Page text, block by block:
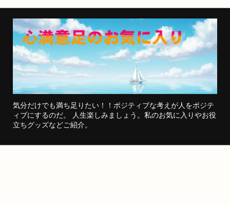
気分だけでも満ち足りたい！！ポジティブな考えが人をポジテ
ィブにするのだ。 人生楽しみましょう。私のお気に入りやお役
立ちグッズなどご紹介。